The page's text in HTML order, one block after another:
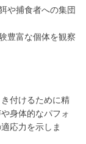
や捕食者への集団
豊富な個体を観察
付けるために精
身体的なパフォ
応力を示しま